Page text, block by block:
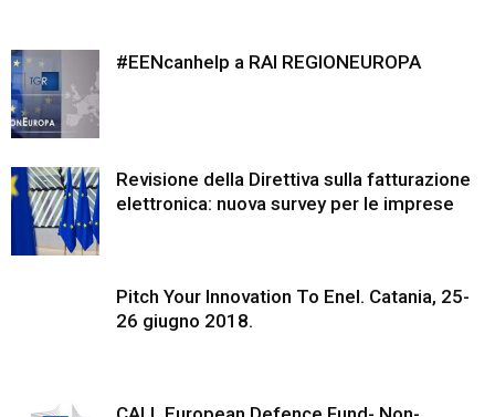
#EENcanhelp a RAI REGIONEUROPA
Revisione della Direttiva sulla fatturazione
elettronica: nuova survey per le imprese
Pitch Your Innovation To Enel. Catania, 25-
26 giugno 2018.